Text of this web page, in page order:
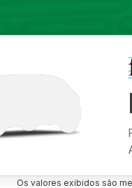
Os valores exibidos são